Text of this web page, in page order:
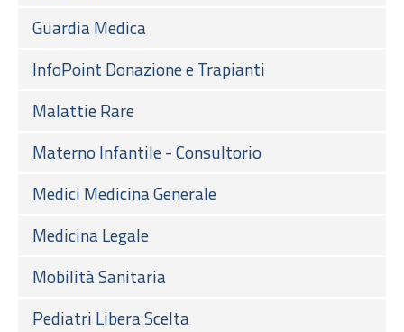
Guardia Medica
InfoPoint Donazione e Trapianti
Malattie Rare
Materno Infantile - Consultorio
Medici Medicina Generale
Medicina Legale
Mobilità Sanitaria
Pediatri Libera Scelta